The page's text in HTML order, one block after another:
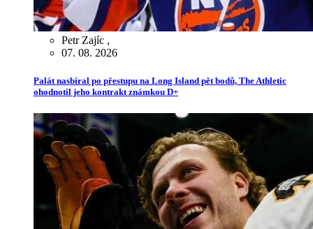
Petr Zajíc ,
07. 08. 2026
Palát nasbíral po přestupu na Long Island pět bodů, The Athletic
ohodnotil jeho kontrakt známkou D+